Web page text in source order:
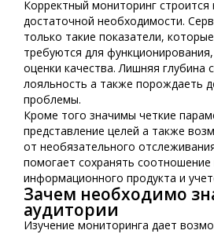
Корректный мониторинг строится
достаточной необходимости.
только такие показатели,
требуются для
оценки качества. Лишняя глубина
лояльность а также порождаеть
проблемы.
Кроме того значимы четкие
представление целей а также
от необязательного
помогает сохранять
информационного продукта и
Зачем необходимо
аудитории
Изучение мониторинга дает